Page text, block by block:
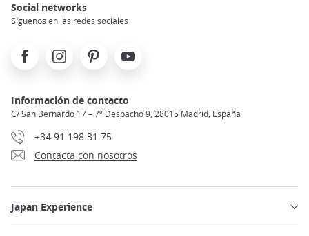
Social networks
Síguenos en las redes sociales
FacebookInstagramPinterest Youtube
Información de contacto
C/ San Bernardo 17 – 7º Despacho 9, 28015 Madrid, España
+34 91 198 31 75
Contacta con nosotros
Japan Experience